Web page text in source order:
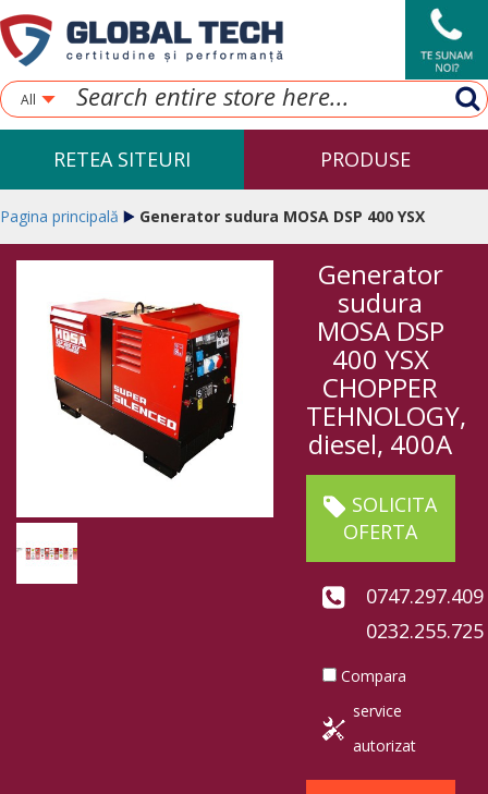
All
RETEA SITEURI PRODUSE
Pagina principală Generator sudura MOSA DSP 400 YSX
Generator
sudura
MOSA DSP
400 YSX
CHOPPER
TEHNOLOGY,
diesel, 400A
SOLICITA
OFERTA
0747.297.409
0232.255.725
Compara
service
autorizat